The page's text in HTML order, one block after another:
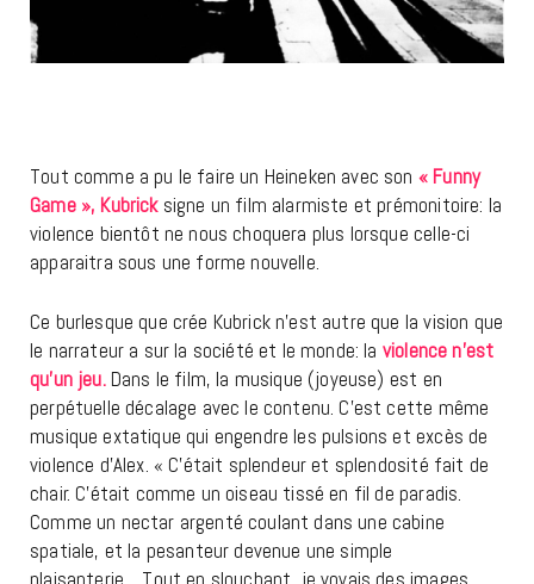
Tout comme a pu le faire un Heineken avec son « Funny
Game », Kubrick signe un film alarmiste et prémonitoire: la
violence bientôt ne nous choquera plus lorsque celle-ci
apparaitra sous une forme nouvelle.
Ce burlesque que crée Kubrick n’est autre que la vision que
le narrateur a sur la société et le monde: la violence n’est
qu’un jeu.Dans le film, la musique (joyeuse) est en
perpétuelle décalage avec le contenu. C’est cette même
musique extatique qui engendre les pulsions et excès de
violence d’Alex. « C’était splendeur et splendosité fait de
chair. C’était comme un oiseau tissé en fil de paradis.
Comme un nectar argenté coulant dans une cabine
spatiale, et la pesanteur devenue une simple